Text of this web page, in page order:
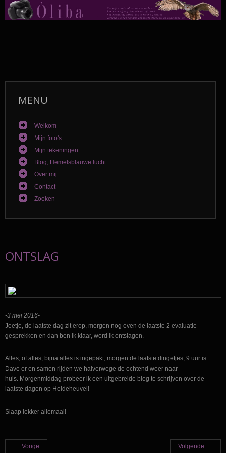
MENU
Welkom
Mijn foto's
Mijn tekeningen
Blog, Hemelsblauwe lucht
Over mij
Contact
Zoeken
ONTSLAG
-3 mei 2016-
Jeetje, de laatste dag zit erop, morgen nog even de laatste 2 evaluatie
gesprekken en dan ben ik klaar, word ik ontslagen.
Alles, of alles, bijna alles is ingepakt, morgen de laatste dingetjes, 9 uur is
Dave er en samen rijden we halverwege de ochtend weer naar
huis. Morgenmiddag probeer ik een uitgebreide blog te schrijven over de
laatste dagen op Heideheuvel!
Slaap lekker allemaal!
Vorige Volgende